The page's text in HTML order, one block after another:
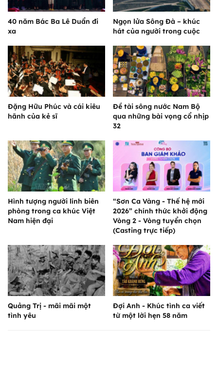
40 năm Bác Ba Lê Duẩn đi
xa
Ngọn lửa Sông Đà – khúc
hát của người trong cuộc
Đặng Hữu Phúc và cái kiêu
hãnh của kẻ sĩ
Đề tài sông nước Nam Bộ
qua những bài vọng cổ nhịp
32
Hình tượng người lính biên
phòng trong ca khúc Việt
Nam hiện đại
“Sơn Ca Vàng - Thế hệ mới
2026” chính thức khởi động
Vòng 2 - Vòng tuyển chọn
(Casting trực tiếp)
Quảng Trị - mãi mãi một
tình yêu
Đợi Anh - Khúc tình ca viết
từ một lời hẹn 58 năm